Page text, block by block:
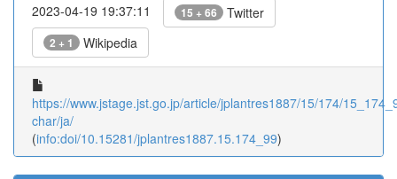
2023-04-19 19:37:11 15 + 66 Twitter
2 + 1 Wikipedia
https://www.jstage.jst.go.jp/article/jplantres1887/15/174/
char/ja/
(info:doi/10.15281/jplantres1887.15.174_99)